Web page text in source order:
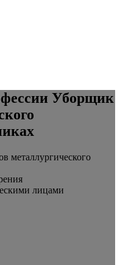
Уборщик
металлургического
лицами